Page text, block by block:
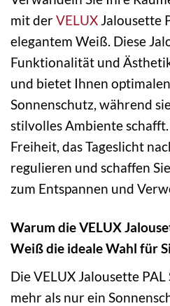
mit derVELUX Jalousette
elegantem Weiß. Diese
Funktionalität und
und bietet Ihnen
Sonnenschutz, während
stilvolles Ambiente
Freiheit, das Tageslicht
regulieren und schaffen
zum Entspannen und
Warum die VELUX
Weiß die ideale Wahl für
Die VELUX Jalousette
mehr als nur ein